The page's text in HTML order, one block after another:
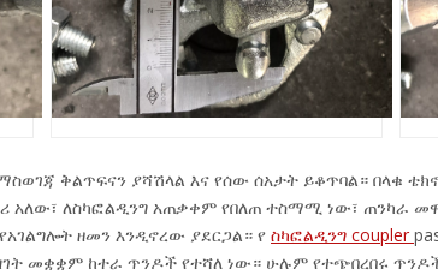
ቅልጥፍናን ያሻሽላል እና የሰው ሰአታት ይቆጥባል። በላቁ
አለው፣ ለስካፎልዲንግ አጠቃቀም የበለጠ ተስማሚ ነው፣ ጠንካራ
ዘመን እንዲኖረው ያደርጋል። የ ስካፎልዲንግ coupler
መቋቋም ከተራ ጥንዶች የተሻለ ነው። ሁሉም የተጭበረበሩ